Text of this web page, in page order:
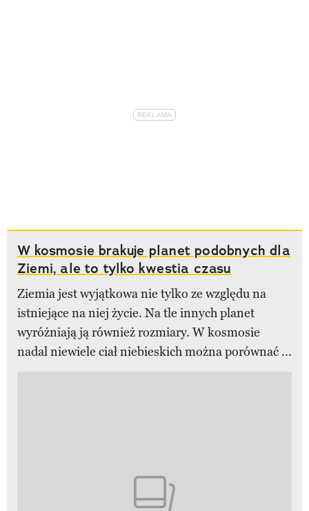
W kosmosie brakuje planet podobnych dla
Ziemi, ale to tylko kwestia czasu
Ziemia jest wyjątkowa nie tylko ze względu na
istniejące na niej życie. Na tle innych planet
wyróżniają ją również rozmiary. W kosmosie
nadal niewiele ciał niebieskich można porównać ...